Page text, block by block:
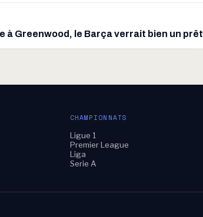
à Greenwood, le Barça verrait bien un prêt
CHAMPIONNATS
Ligue 1
Premier League
Liga
Serie A